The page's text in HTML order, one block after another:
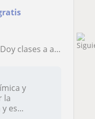
de forma presencial u online
y
la
es...